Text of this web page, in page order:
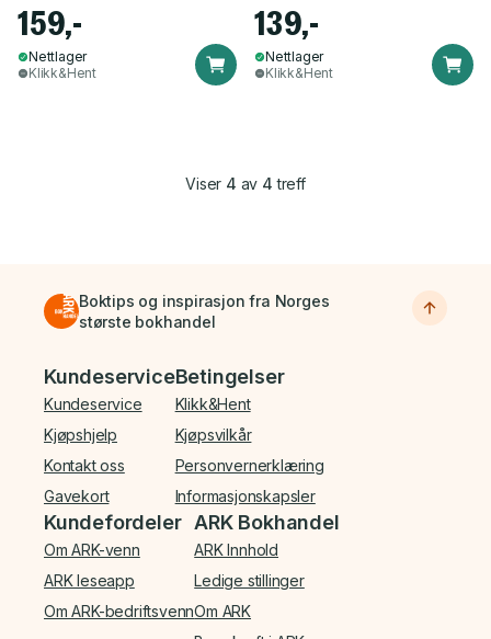
159,-
Nettlager
Klikk&Hent
139,-
Nettlager
Klikk&Hent
Viser 4 av 4 treff
Boktips og inspirasjon fra Norges
største bokhandel
Bunnmeny
Kundeservice
Kundeservice
Kjøpshjelp
Kontakt oss
Gavekort
Betingelser
Klikk&Hent
Kjøpsvilkår
Personvernerklæring
Informasjonskapsler
Kundefordeler
Om ARK-venn
ARK leseapp
Om ARK-bedriftsvenn
ARK Bokhandel
ARK Innhold
Ledige stillinger
Om ARK